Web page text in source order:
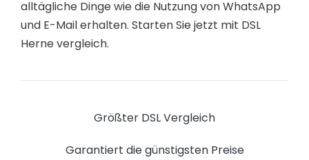
alltägliche Dinge wie die Nutzung von WhatsApp
und E-Mail erhalten. Starten Sie jetzt mit DSL
Herne vergleich.
Größter DSL Vergleich
Garantiert die günstigsten Preise